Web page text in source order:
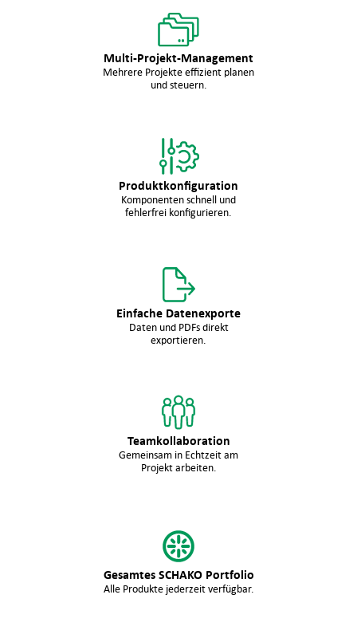
Multi-Projekt-Management
Mehrere Projekte effizient planen
und steuern.
Produktkonfiguration
Komponenten schnell und
fehlerfrei konfigurieren.
Einfache Datenexporte
Daten und PDFs direkt
exportieren.
Teamkollaboration
Gemeinsam in Echtzeit am
Projekt arbeiten.
Gesamtes SCHAKO Portfolio
Alle Produkte jederzeit verfügbar.